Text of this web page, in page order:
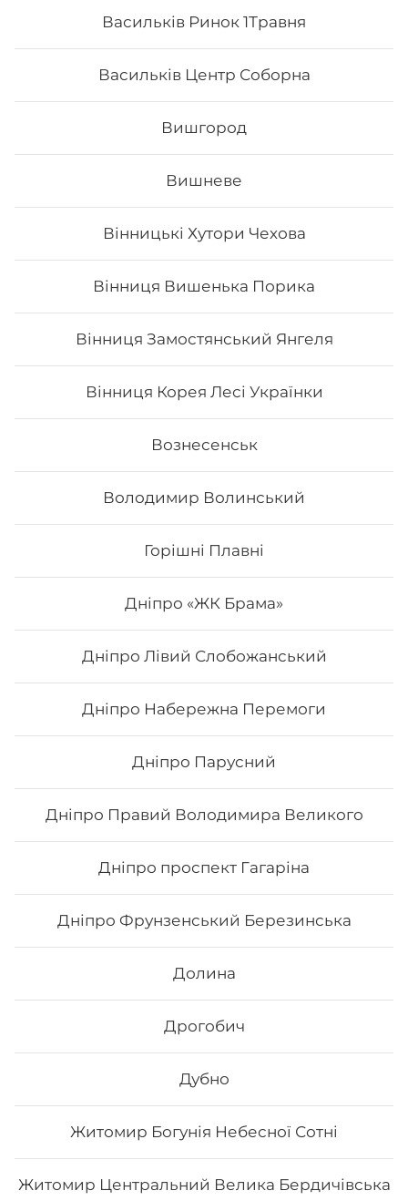
Васильків Ринок 1Травня
Васильків Центр Соборна
Вишгород
Вишневе
Вінницькі Хутори Чехова
Вінниця Вишенька Порика
Вінниця Замостянський Янгеля
Вінниця Корея Лесі Українки
Вознесенськ
Володимир Волинський
Горішні Плавні
Дніпро «ЖК Брама»
Дніпро Лівий Слобожанський
Дніпро Набережна Перемоги
Дніпро Парусний
Дніпро Правий Володимира Великого
Дніпро проспект Гагаріна
Дніпро Фрунзенський Березинська
Долина
Дрогобич
Дубно
Житомир Богунія Небесної Сотні
Житомир Центральний Велика Бердичівська
Каліфорнія з лососем в ікрі
Вага: 255 г Склад: норі, рис, огірок, авокадо, тобіко
₴
Каліфорнія з копченим лососем
Вага: 265 г. Склад: норі, рис, копчений лосось,
159₴
Каліфорнія з лососем в кунжуті
Вага: 255 г Склад: норі, рис, лосось філе, авокадо,